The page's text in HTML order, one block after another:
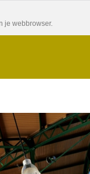
je webbrowser.